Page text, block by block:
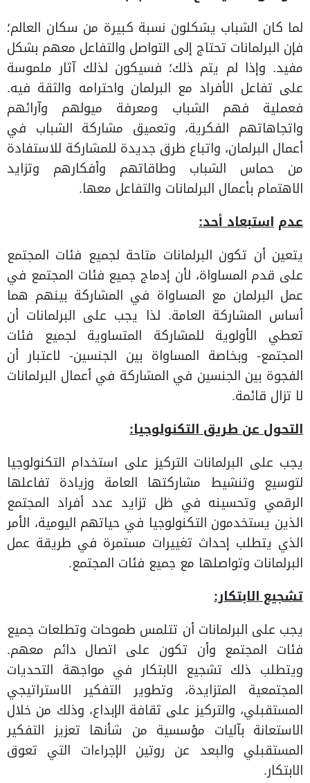
لما كان الشباب يشكلون نسبة كبيرة من سكان العالم؛
فإن البرلمانات تحتاج إلى التواصل والتفاعل معهم بشكل
مفيد. وإذا لم يتم ذلك؛ فسيكون لذلك آثار ملموسة
على تفاعل الأفراد مع البرلمان واحترامه والثقة فيه.
فعملية فهم الشباب ومعرفة ميولهم وآرائهم
واتجاهاتهم الفكرية، وتعميق مشاركة الشباب في
أعمال البرلمان، واتباع طرق جديدة للمشاركة للاستفادة
من حماس الشباب وطاقاتهم وأفكارهم وتزايد
الاهتمام بأعمال البرلمانات والتفاعل معها.
عدم استبعادأحد:
يتعين أن تكون البرلمانات متاحة لجميع فئات المجتمع
على قدم المساواة، لأن إدماج جميع فئات المجتمع في
عمل البرلمان مع المساواة في المشاركة بينهم هما
أساس المشاركة العامة. لذا يجب على البرلمانات أن
تعطي الأولوية للمشاركة المتساوية لجميع فئات
المجتمع- وبخاصة المساواة بين الجنسين- لاعتبار أن
الفجوة بين الجنسين في المشاركة في أعمال البرلمانات
لا تزال قائمة.
التحول عن طريق التكنولوجيا:
يجب على البرلمانات التركيز على استخدام التكنولوجيا
لتوسيع وتنشيط مشاركتها العامة وزيادة تفاعلها
الرقمي وتحسينه في ظل تزايد عدد أفراد المجتمع
الذين يستخدمون التكنولوجيا في حياتهم اليومية، الأمر
الذي يتطلب إحداث تغييرات مستمرة في طريقة عمل
البرلمانات وتواصلها مع جميع فئات المجتمع.
تشجيع الابتكار:
يجب على البرلمانات أن تتلمس طموحات وتطلعات جميع
فئات المجتمع وأن تكون على اتصال دائم معهم.
ويتطلب ذلك تشجيع الابتكار في مواجهة التحديات
المجتمعية المتزايدة، وتطوير التفكير الاستراتيجي
المستقبلي، والتركيز على ثقافة الإبداع، وذلك من خلال
الاستعانة بآليات مؤسسية من شأنها تعزيز التفكير
المستقبلي والبعد عن روتين الإجراءات التي تعوق
الابتكار.